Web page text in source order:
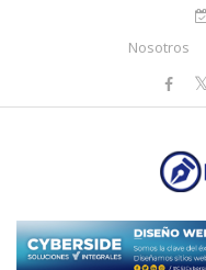
Nosotros